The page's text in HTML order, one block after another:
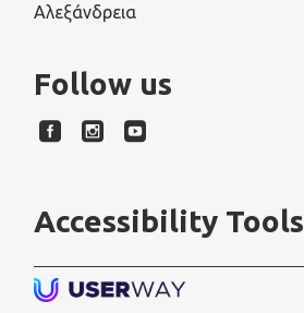
Αλεξάνδρεια
Follow us
Accessibility Tools